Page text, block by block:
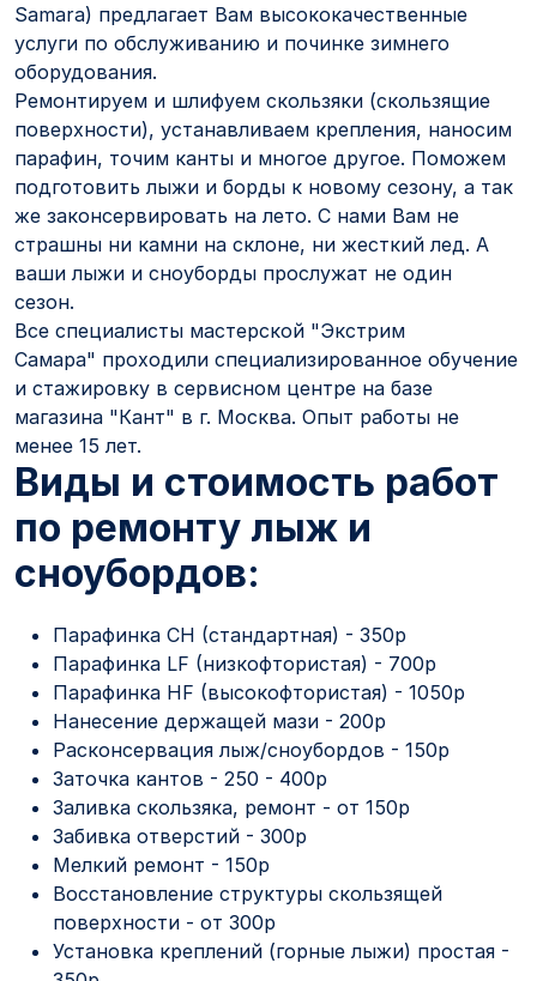
Samara) предлагает Вам высококачественные
услуги по обслуживанию и починке зимнего
оборудования.
Ремонтируем и шлифуем скользяки (скользящие
поверхности), устанавливаем крепления, наносим
парафин, точим канты и многое другое. Поможем
подготовить лыжи и борды к новому сезону, а так
же законсервировать на лето. С нами Вам не
страшны ни камни на склоне, ни жесткий лед. А
ваши лыжи и сноуборды прослужат не один
сезон.
Все специалисты мастерской "Экстрим
Самара" проходили специализированное обучение
и стажировку в сервисном центре на базе
магазина "Кант" в г. Москва. Опыт работы не
менее 15 лет.
Виды и стоимость работ
по ремонту лыж и
сноубордов:
Парафинка CH (стандартная) - 350р
Парафинка LF (низкофтористая) - 700р
Парафинка HF (высокофтористая) - 1050р
Нанесение держащей мази - 200р
Расконсервация лыж/сноубордов - 150р
Заточка кантов - 250 - 400р
Заливка скользяка, ремонт - от 150р
Забивка отверстий - 300р
Мелкий ремонт - 150р
Восстановление структуры скользящей
поверхности - от 300р
Установка креплений (горные лыжи) простая -